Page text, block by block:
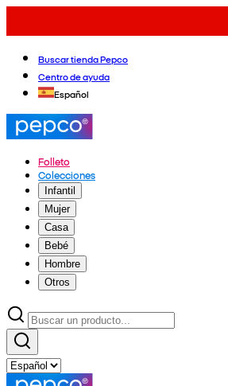
Buscar tienda Pepco
Centro de ayuda
Español
Folleto
Colecciones
Infantil
Mujer
Casa
Bebé
Hombre
Otros